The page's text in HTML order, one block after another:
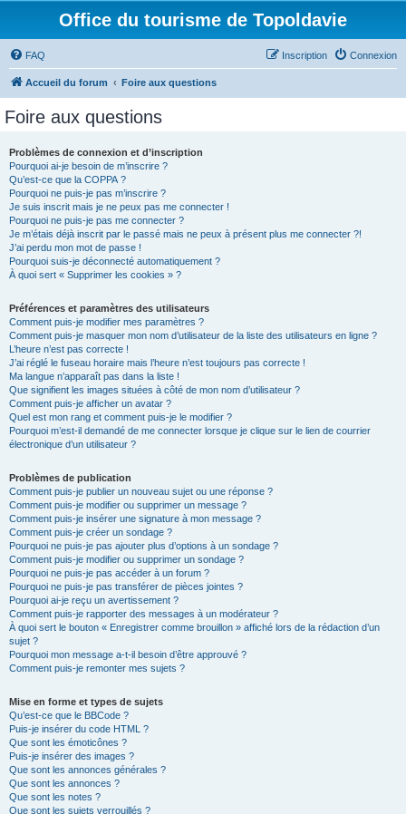
Office du tourisme de Topoldavie
FAQ Connexion
Inscription
Accueil du forum Foire aux questions
Foire aux questions
Problèmes de connexion et d’inscription
Pourquoi ai-je besoin de m’inscrire ?
Qu’est-ce que la COPPA ?
Pourquoi ne puis-je pas m’inscrire ?
Je suis inscrit mais je ne peux pas me connecter !
Pourquoi ne puis-je pas me connecter ?
Je m’étais déjà inscrit par le passé mais ne peux à présent plus me connecter ?!
J’ai perdu mon mot de passe !
Pourquoi suis-je déconnecté automatiquement ?
À quoi sert « Supprimer les cookies » ?
Préférences et paramètres des utilisateurs
Comment puis-je modifier mes paramètres ?
Comment puis-je masquer mon nom d’utilisateur de la liste des utilisateurs en ligne ?
L’heure n’est pas correcte !
J’ai réglé le fuseau horaire mais l’heure n’est toujours pas correcte !
Ma langue n’apparaît pas dans la liste !
Que signifient les images situées à côté de mon nom d’utilisateur ?
Comment puis-je afficher un avatar ?
Quel est mon rang et comment puis-je le modifier ?
Pourquoi m’est-il demandé de me connecter lorsque je clique sur le lien de courrier
électronique d’un utilisateur ?
Problèmes de publication
Comment puis-je publier un nouveau sujet ou une réponse ?
Comment puis-je modifier ou supprimer un message ?
Comment puis-je insérer une signature à mon message ?
Comment puis-je créer un sondage ?
Pourquoi ne puis-je pas ajouter plus d’options à un sondage ?
Comment puis-je modifier ou supprimer un sondage ?
Pourquoi ne puis-je pas accéder à un forum ?
Pourquoi ne puis-je pas transférer de pièces jointes ?
Pourquoi ai-je reçu un avertissement ?
Comment puis-je rapporter des messages à un modérateur ?
À quoi sert le bouton « Enregistrer comme brouillon » affiché lors de la rédaction d’un
sujet ?
Pourquoi mon message a-t-il besoin d’être approuvé ?
Comment puis-je remonter mes sujets ?
Mise en forme et types de sujets
Qu’est-ce que le BBCode ?
Puis-je insérer du code HTML ?
Que sont les émoticônes ?
Puis-je insérer des images ?
Que sont les annonces générales ?
Que sont les annonces ?
Que sont les notes ?
Que sont les sujets verrouillés ?